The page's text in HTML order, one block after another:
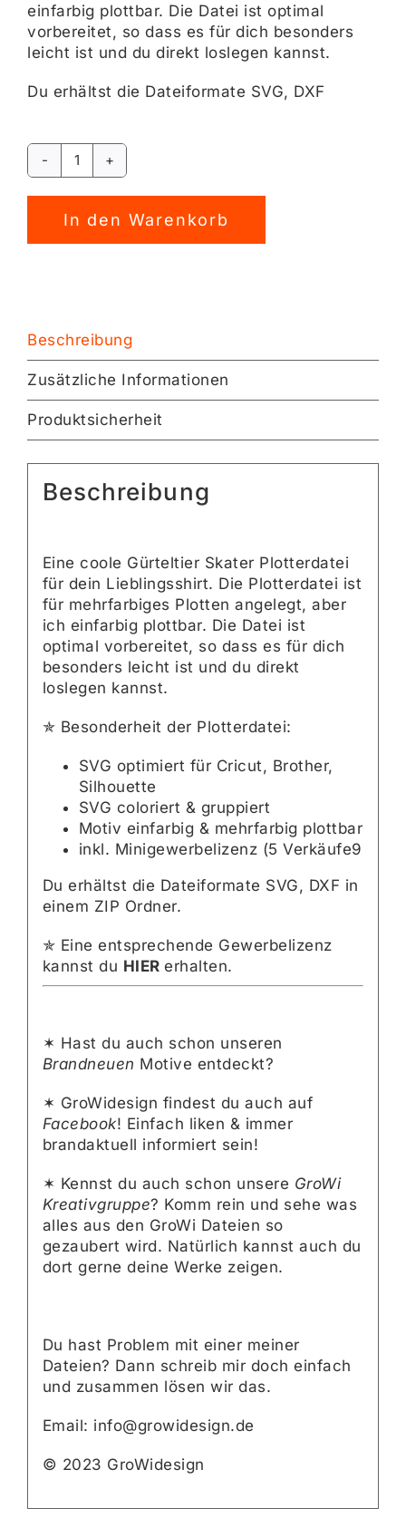
einfarbig plottbar. Die Datei ist optimal
vorbereitet, so dass es für dich besonders
leicht ist und du direkt loslegen kannst.
Du erhältst die Dateiformate SVG, DXF
Gürteltier
Plotterdatei
[Digital]
In den Warenkorb
Alternative:
Beschreibung
Zusätzliche Informationen
Produktsicherheit
Beschreibung
Eine coole Gürteltier Skater Plotterdatei
für dein Lieblingsshirt. Die Plotterdatei ist
für mehrfarbiges Plotten angelegt, aber
ich einfarbig plottbar. Die Datei ist
optimal vorbereitet, so dass es für dich
besonders leicht ist und du direkt
loslegen kannst.
✯ Besonderheit der Plotterdatei:
SVG optimiert für Cricut, Brother,
Silhouette
SVG coloriert & gruppiert
Motiv einfarbig & mehrfarbig plottbar
inkl. Minigewerbelizenz (5 Verkäufe9
Du erhältst die Dateiformate SVG, DXF in
einem ZIP Ordner.
✯ Eine entsprechende Gewerbelizenz
kannst du HIERerhalten.
✶ Hast du auch schon unseren
Brandneuen Motive entdeckt?
✶ GroWidesign findest du auch auf
Facebook! Einfach liken & immer
brandaktuell informiert sein!
✶ Kennst du auch schon unsere GroWi
Kreativgruppe? Komm rein und sehe was
alles aus den GroWi Dateien so
gezaubert wird. Natürlich kannst auch du
dort gerne deine Werke zeigen.
Du hast Problem mit einer meiner
Dateien? Dann schreib mir doch einfach
und zusammen lösen wir das.
Email: info@growidesign.de
© 2023 GroWidesign